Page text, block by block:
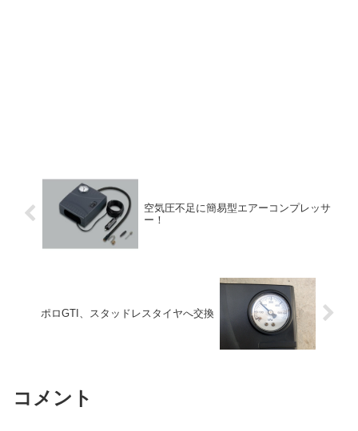
空気圧不足に簡易型エアーコンプレッサ
ー！
ポロGTI、スタッドレスタイヤへ交換
コメント